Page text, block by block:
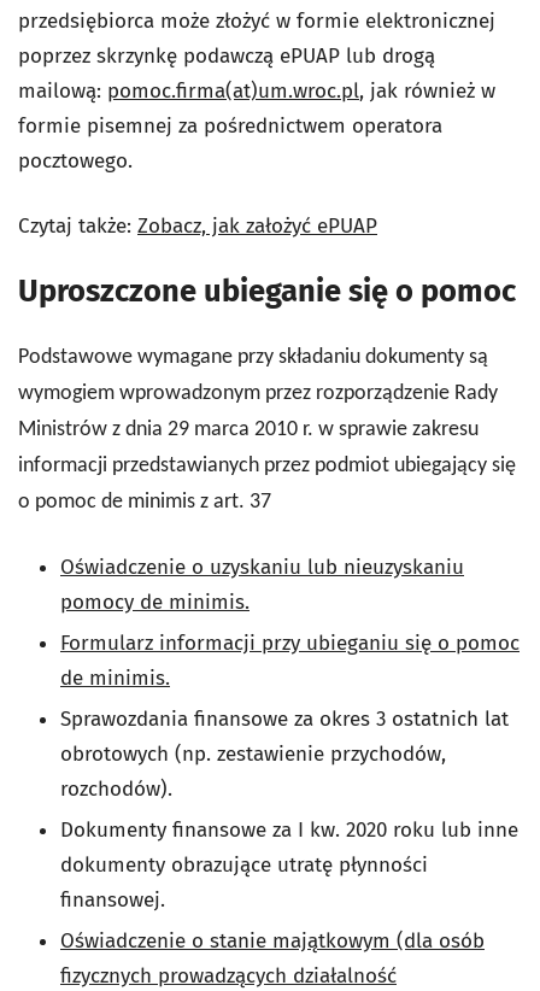
przedsiębiorca może złożyć w formie elektronicznej
poprzez skrzynkę podawczą ePUAP lub drogą
mailową: pomoc.firma(at)um.wroc.pl, jak również w
formie pisemnej za pośrednictwem operatora
pocztowego.
Czytaj także: Zobacz, jak założyć ePUAP
Uproszczone ubieganie się o pomoc
Podstawowe wymagane przy składaniu dokumenty są
wymogiem wprowadzonym przez rozporządzenie Rady
Ministrów z dnia 29 marca 2010 r. w sprawie zakresu
informacji przedstawianych przez podmiot ubiegający się
o pomoc de minimis z art. 37
Oświadczenie o uzyskaniu lub nieuzyskaniu
pomocy de minimis.
Formularz informacji przy ubieganiu się o pomoc
de minimis.
Sprawozdania finansowe za okres 3 ostatnich lat
obrotowych (np. zestawienie przychodów,
rozchodów).
Dokumenty finansowe za I kw. 2020 roku lub inne
dokumenty obrazujące utratę płynności
finansowej.
Oświadczenie o stanie majątkowym (dla osób
fizycznych prowadzących działalność